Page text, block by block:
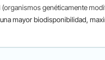
(organismos genéticamente
mayor biodisponibilidad,